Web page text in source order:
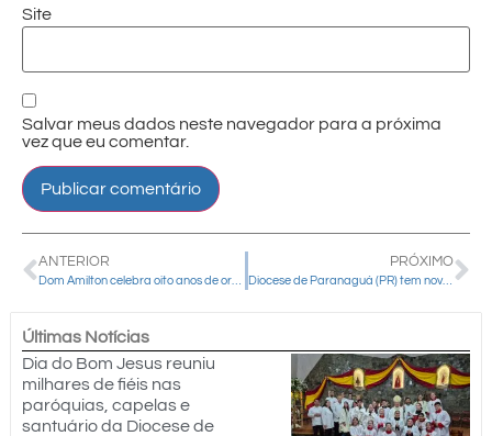
Site
Salvar meus dados neste navegador para a próxima
vez que eu comentar.
ANTERIOR
Dom Amilton celebra oito anos de ordenação episcopal
PRÓXIMO
Diocese de Paranaguá (PR) tem novo bispo
Últimas Notícias
Dia do Bom Jesus reuniu
milhares de fiéis nas
paróquias, capelas e
santuário da Diocese de